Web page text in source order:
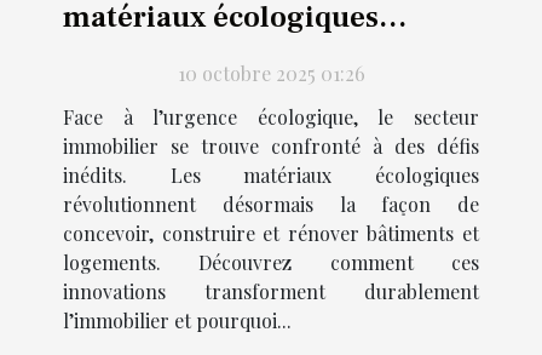
matériaux écologiques
10 octobre 2025 01:26
Face à l’urgence écologique, le secteur
immobilier se trouve confronté à des défis
inédits. Les matériaux écologiques
révolutionnent désormais la façon de
concevoir, construire et rénover bâtiments et
logements. Découvrez comment ces
innovations transforment durablement
l’immobilier et pourquoi...